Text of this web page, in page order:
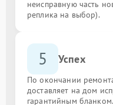
неисправную часть
реплика на выбор).
5 Успех
По окончании
доставляет на дом
гарантийным бланком.